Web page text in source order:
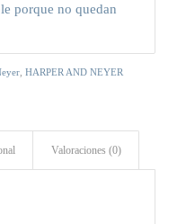
porque no quedan
, HARPER AND NEYER
Valoraciones (0)